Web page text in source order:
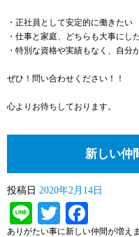
・正社員として安定的に働きたい
・仕事と家庭、どちらも大事にし
・特別な資格や実績もなく、自分
ぜひ！問い合わせください！！
心よりお待ちしております。
新しい仲
投稿日 2020年2月14日
LineTwitter
ありがたい事に新しい仲間が増え